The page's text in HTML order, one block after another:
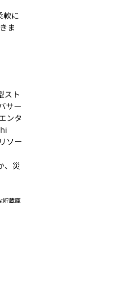
軟に
ま
スト
サー
ンタ
ソー
、災
貯蔵庫